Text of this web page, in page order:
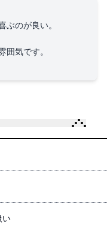
ぶのが良い。
囲気です。
い